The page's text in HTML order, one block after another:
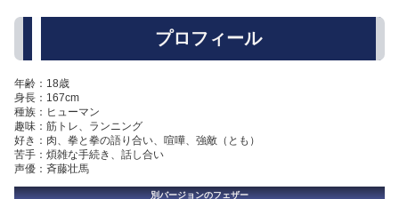
プロフィール
年齢：18歳
身長：167cm
種族：ヒューマン
趣味：筋トレ、ランニング
好き：肉、拳と拳の語り合い、喧嘩、強敵（とも）
苦手：煩雑な手続き、話し合い
声優：斉藤壮馬
別バージョンのフェザー